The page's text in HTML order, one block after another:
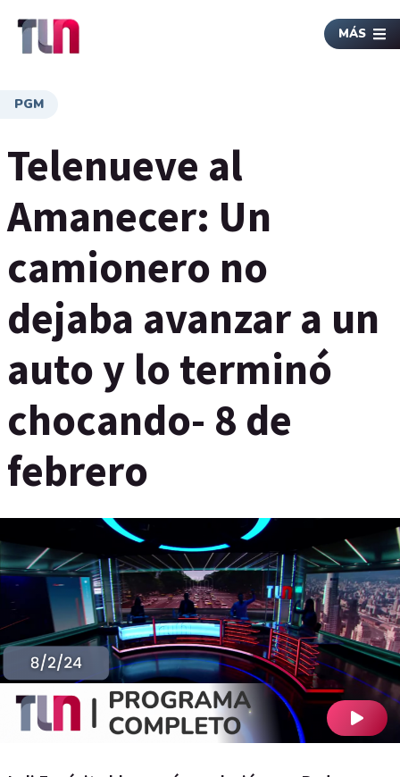
MÁS
PGM
Telenueve al
Amanecer: Un
camionero no
dejaba avanzar a un
auto y lo terminó
chocando- 8 de
febrero